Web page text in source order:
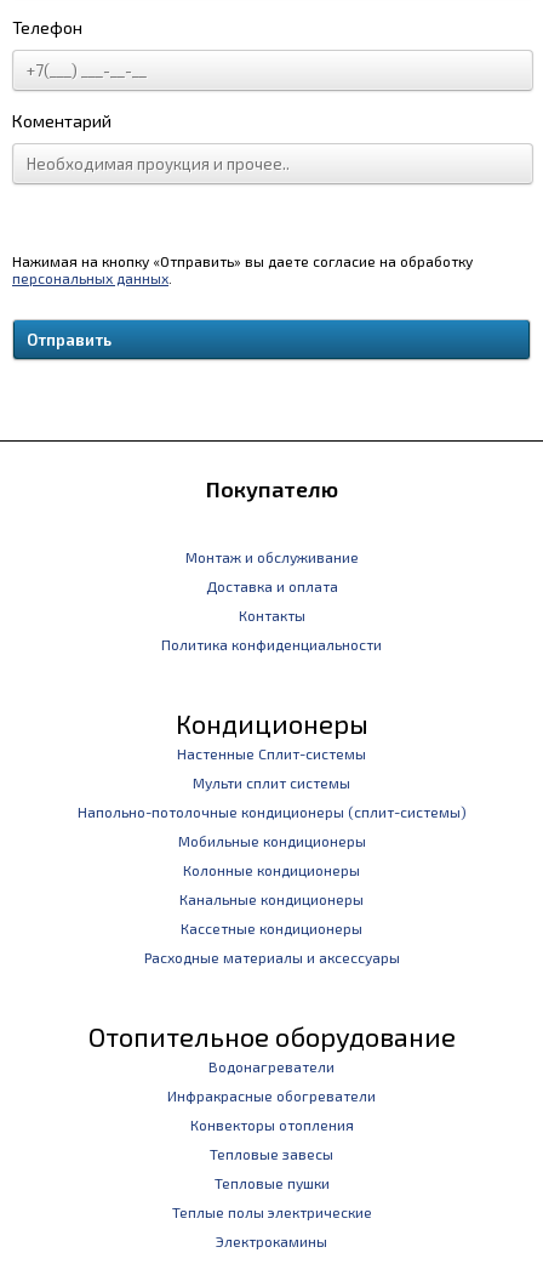
Телефон
Коментарий
Нажимая на кнопку «Отправить» вы даете согласие на обработку
персональных данных
Покупателю
Монтаж и обслуживание
Доставка и оплата
Контакты
Политика конфиденциальности
Кондиционеры
Настенные Сплит-системы
Мульти сплит системы
Напольно-потолочные кондиционеры (сплит-системы)
Мобильные кондиционеры
Колонные кондиционеры
Канальные кондиционеры
Кассетные кондиционеры
Расходные материалы и аксессуары
Отопительное оборудование
Водонагреватели
Инфракрасные обогреватели
Конвекторы отопления
Тепловые завесы
Тепловые пушки
Теплые полы электрические
Электрокамины